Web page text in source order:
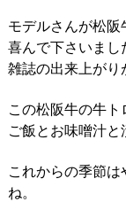
モデルさんが松阪
喜んで下さいまし
雑誌の出来上がり
この松阪牛の牛ト
ご飯とお味噌汁と
これからの季節
ね。